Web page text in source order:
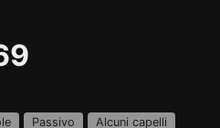
Passivo
Alcuni capelli